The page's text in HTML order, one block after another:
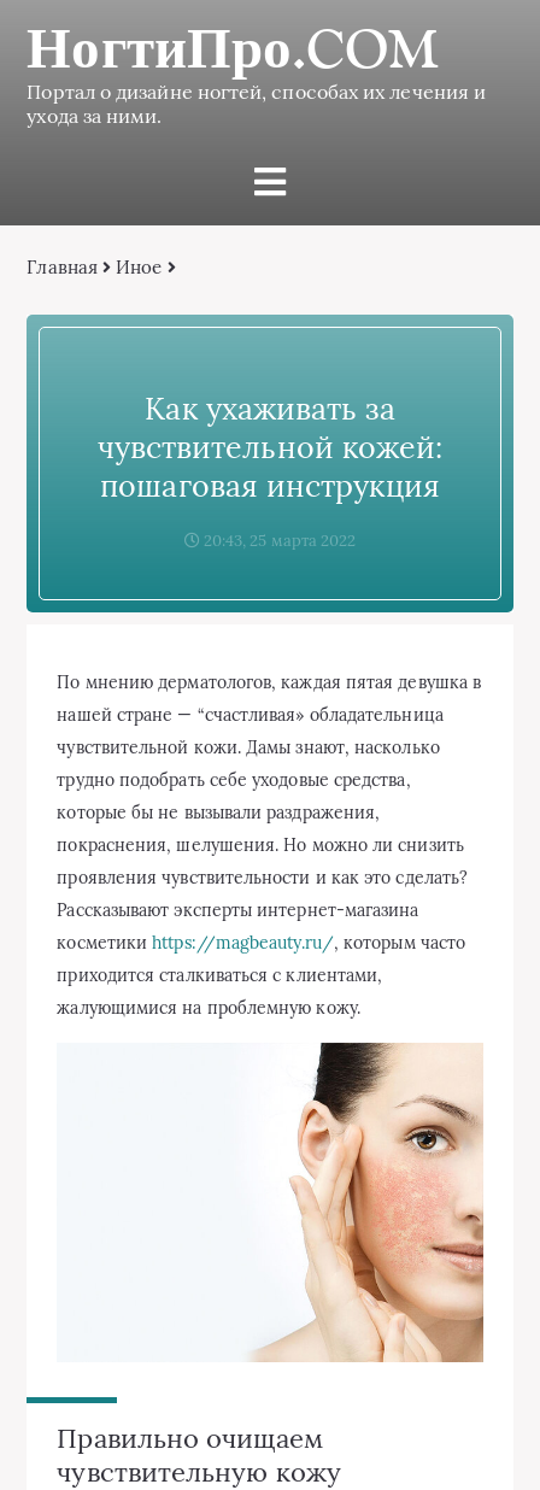
НогтиПро.COM
Портал о дизайне ногтей, способах их лечения и
ухода за ними.
Главная Иное
Как ухаживать за
чувствительной кожей:
пошаговая инструкция
20:43, 25 марта 2022
По мнению дерматологов, каждая пятая девушка в
нашей стране — “счастливая» обладательница
чувствительной кожи. Дамы знают, насколько
трудно подобрать себе уходовые средства,
которые бы не вызывали раздражения,
покраснения, шелушения. Но можно ли снизить
проявления чувствительности и как это сделать?
Рассказывают эксперты интернет-магазина
косметикиhttps://magbeauty.ru/, которым часто
приходится сталкиваться с клиентами,
жалующимися на проблемную кожу.
Правильно очищаем
чувствительную кожу